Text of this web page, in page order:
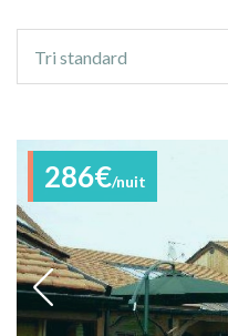
tri
Tri standard
286€/nuit